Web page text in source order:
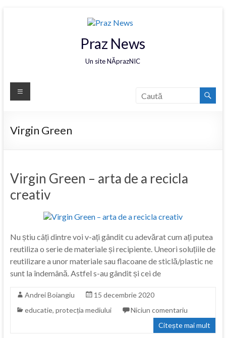
Praz News
Un site NĂprazNIC
Virgin Green
Virgin Green – arta de a recicla
creativ
Nu știu câți dintre voi v-ați gândit cu adevărat cum ați putea
reutiliza o serie de materiale și recipiente. Uneori soluțiile de
reutilizare a unor materiale sau flacoane de sticlă/plastic ne
sunt la îndemână. Astfel s-au gândit și cei de
Andrei Boiangiu
15 decembrie 2020
educatie, protecția mediului
Niciun comentariu
Citește mai mult